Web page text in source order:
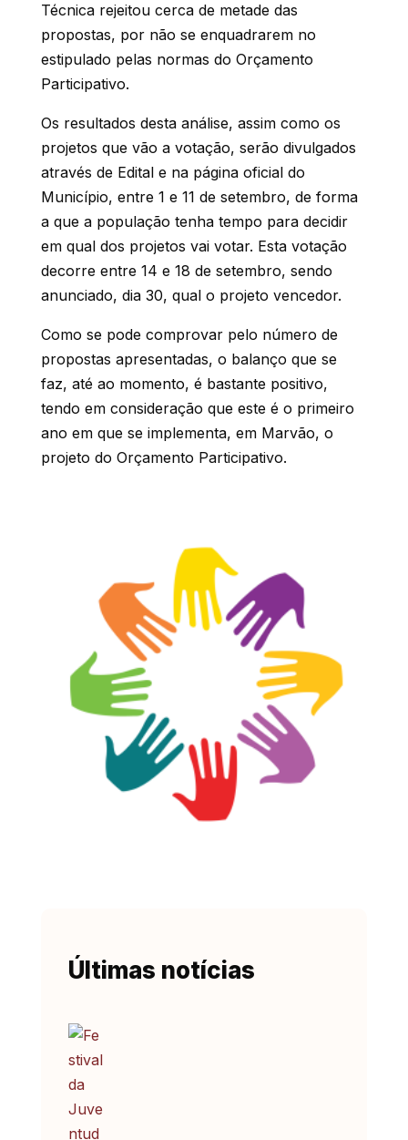
Técnica rejeitou cerca de metade das
propostas, por não se enquadrarem no
estipulado pelas normas do Orçamento
Participativo.
Os resultados desta análise, assim como os
projetos que vão a votação, serão divulgados
através de Edital e na página oficial do
Município, entre 1 e 11 de setembro, de forma
a que a população tenha tempo para decidir
em qual dos projetos vai votar. Esta votação
decorre entre 14 e 18 de setembro, sendo
anunciado, dia 30, qual o projeto vencedor.
Como se pode comprovar pelo número de
propostas apresentadas, o balanço que se
faz, até ao momento, é bastante positivo,
tendo em consideração que este é o primeiro
ano em que se implementa, em Marvão, o
projeto do Orçamento Participativo.
Últimas notícias